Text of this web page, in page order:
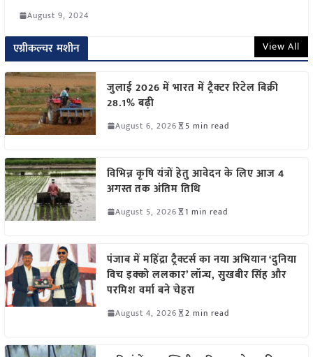
August 9, 2024
एग्रीकल्चर मशीन View All
जुलाई 2026 में भारत में ट्रैक्टर रिटेल बिक्री
28.1% बढ़ी
August 6, 2026 5 min read
विभिन्न कृषि यंत्रों हेतु आवेदन के लिए आज 4
अगस्त तक अंतिम तिथि
August 5, 2026 1 min read
पंजाब में महिंद्रा ट्रैक्टर्स का नया अभियान ‘दुनिया
विच इक्को ललकार’ लॉन्च, सुखबीर सिंह और
परमिश वर्मा बने चेहरा
August 4, 2026 2 min read